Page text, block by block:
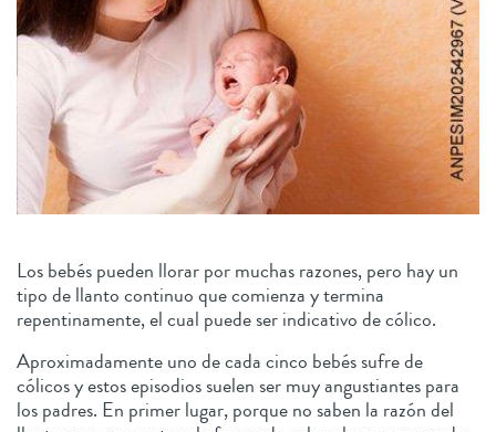
Los bebés pueden llorar por muchas razones, pero hay un
tipo de llanto continuo que comienza y termina
repentinamente, el cual puede ser indicativo de cólico.
Aproximadamente uno de cada cinco bebés sufre de
cólicos y estos episodios suelen ser muy angustiantes para
los padres. En primer lugar, porque no saben la razón del